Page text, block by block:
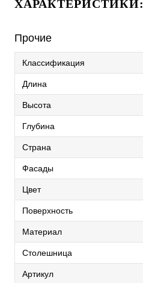
ХАРАКТЕРИСТИКИ:
Прочие
Классификация
Длина
Высота
Глубина
Страна
Фасады
Цвет
Поверхность
Материал
Столешница
Артикул